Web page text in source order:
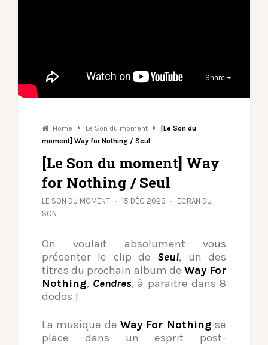
Share
Home Le Son du moment
[Le Son du
moment] Way for Nothing / Seul
[Le Son du moment] Way
for Nothing / Seul
LE SON DU MOMENT 15 DÉC 2023
ECRAN DU
SON
On voulait absolument vous
présenter le clip de Seul, un des
titres du prochain album de Way For
Nothing, Cendres, à paraitre dans 8
dodos !
La musique de Way For Nothing se
place dans un esprit post-